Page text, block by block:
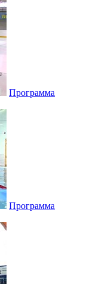
Программа
Программа